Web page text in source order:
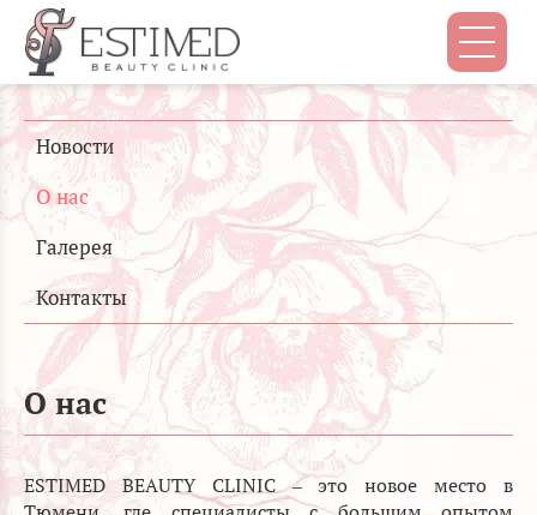
Новости
О нас
Галерея
Контакты
О нас
ESTIMED BEAUTY CLINIC – это новое место в